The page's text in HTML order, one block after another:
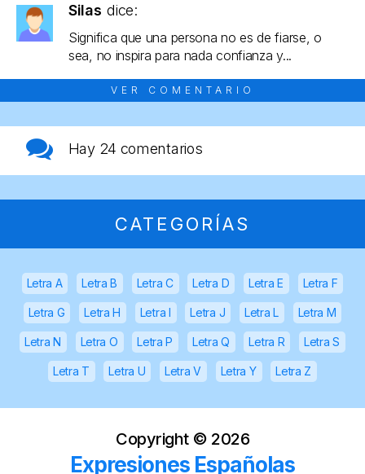
Silas dice:
Significa que una persona no es de fiarse, o
sea, no inspira para nada confianza y...
VER COMENTARIO
Hay 24 comentarios
CATEGORÍAS
Letra A Letra B Letra C Letra D Letra E Letra F
Letra G Letra H Letra I Letra J Letra L Letra M
Letra N Letra O Letra P Letra Q Letra R Letra S
Letra T Letra U Letra V Letra Y Letra Z
Copyright © 2026
Expresiones Españolas